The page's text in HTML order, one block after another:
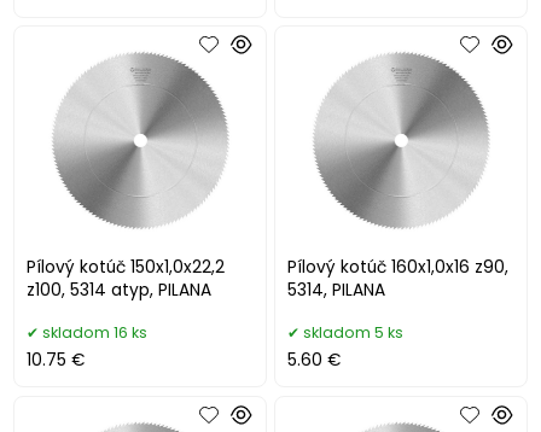
Pílový kotúč 150x1,0x22,2
z100, 5314 atyp, PILANA
skladom 16 ks
10.75 €
Pílový kotúč 160x1,0x16 z90,
5314, PILANA
skladom 5 ks
5.60 €